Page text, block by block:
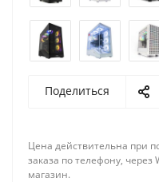
Поделиться
Цена действительна при
заказа по телефону,
магазин.